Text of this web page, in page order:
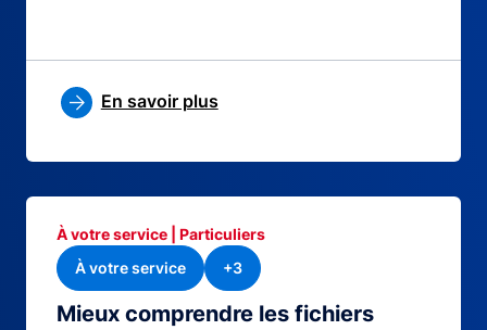
En savoir plus
Mieux comprendre les fichiers
À votre service | Particuliers
À votre service
+3